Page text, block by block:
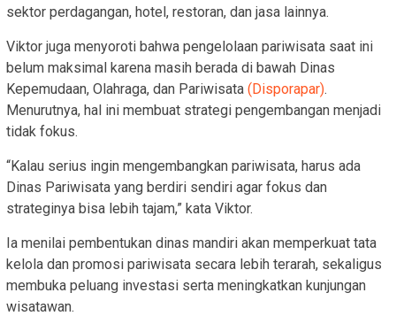
sektor perdagangan, hotel, restoran, dan jasa lainnya.
Viktor juga menyoroti bahwa pengelolaan pariwisata saat ini
belum maksimal karena masih berada di bawah Dinas
Kepemudaan, Olahraga, dan Pariwisata (Disporapar).
Menurutnya, hal ini membuat strategi pengembangan menjadi
tidak fokus.
“Kalau serius ingin mengembangkan pariwisata, harus ada
Dinas Pariwisata yang berdiri sendiri agar fokus dan
strateginya bisa lebih tajam,” kata Viktor.
Ia menilai pembentukan dinas mandiri akan memperkuat tata
kelola dan promosi pariwisata secara lebih terarah, sekaligus
membuka peluang investasi serta meningkatkan kunjungan
wisatawan.